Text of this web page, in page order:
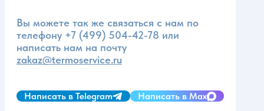
Вы можете так же связаться с нам по
телефону +7 (499) 504-42-78 или
написать нам на почту
zakaz@termoservice.ru
Написать в Telegram Написать в Max